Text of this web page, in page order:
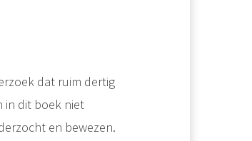
dat ruim dertig
in dit boek niet
en bewezen.